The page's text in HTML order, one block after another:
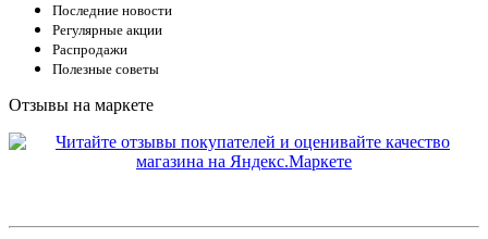
Последние новости
Регулярные акции
Распродажи
Полезные советы
Отзывы на маркете